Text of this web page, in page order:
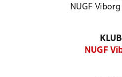
NUGF
KLUB
NUGF